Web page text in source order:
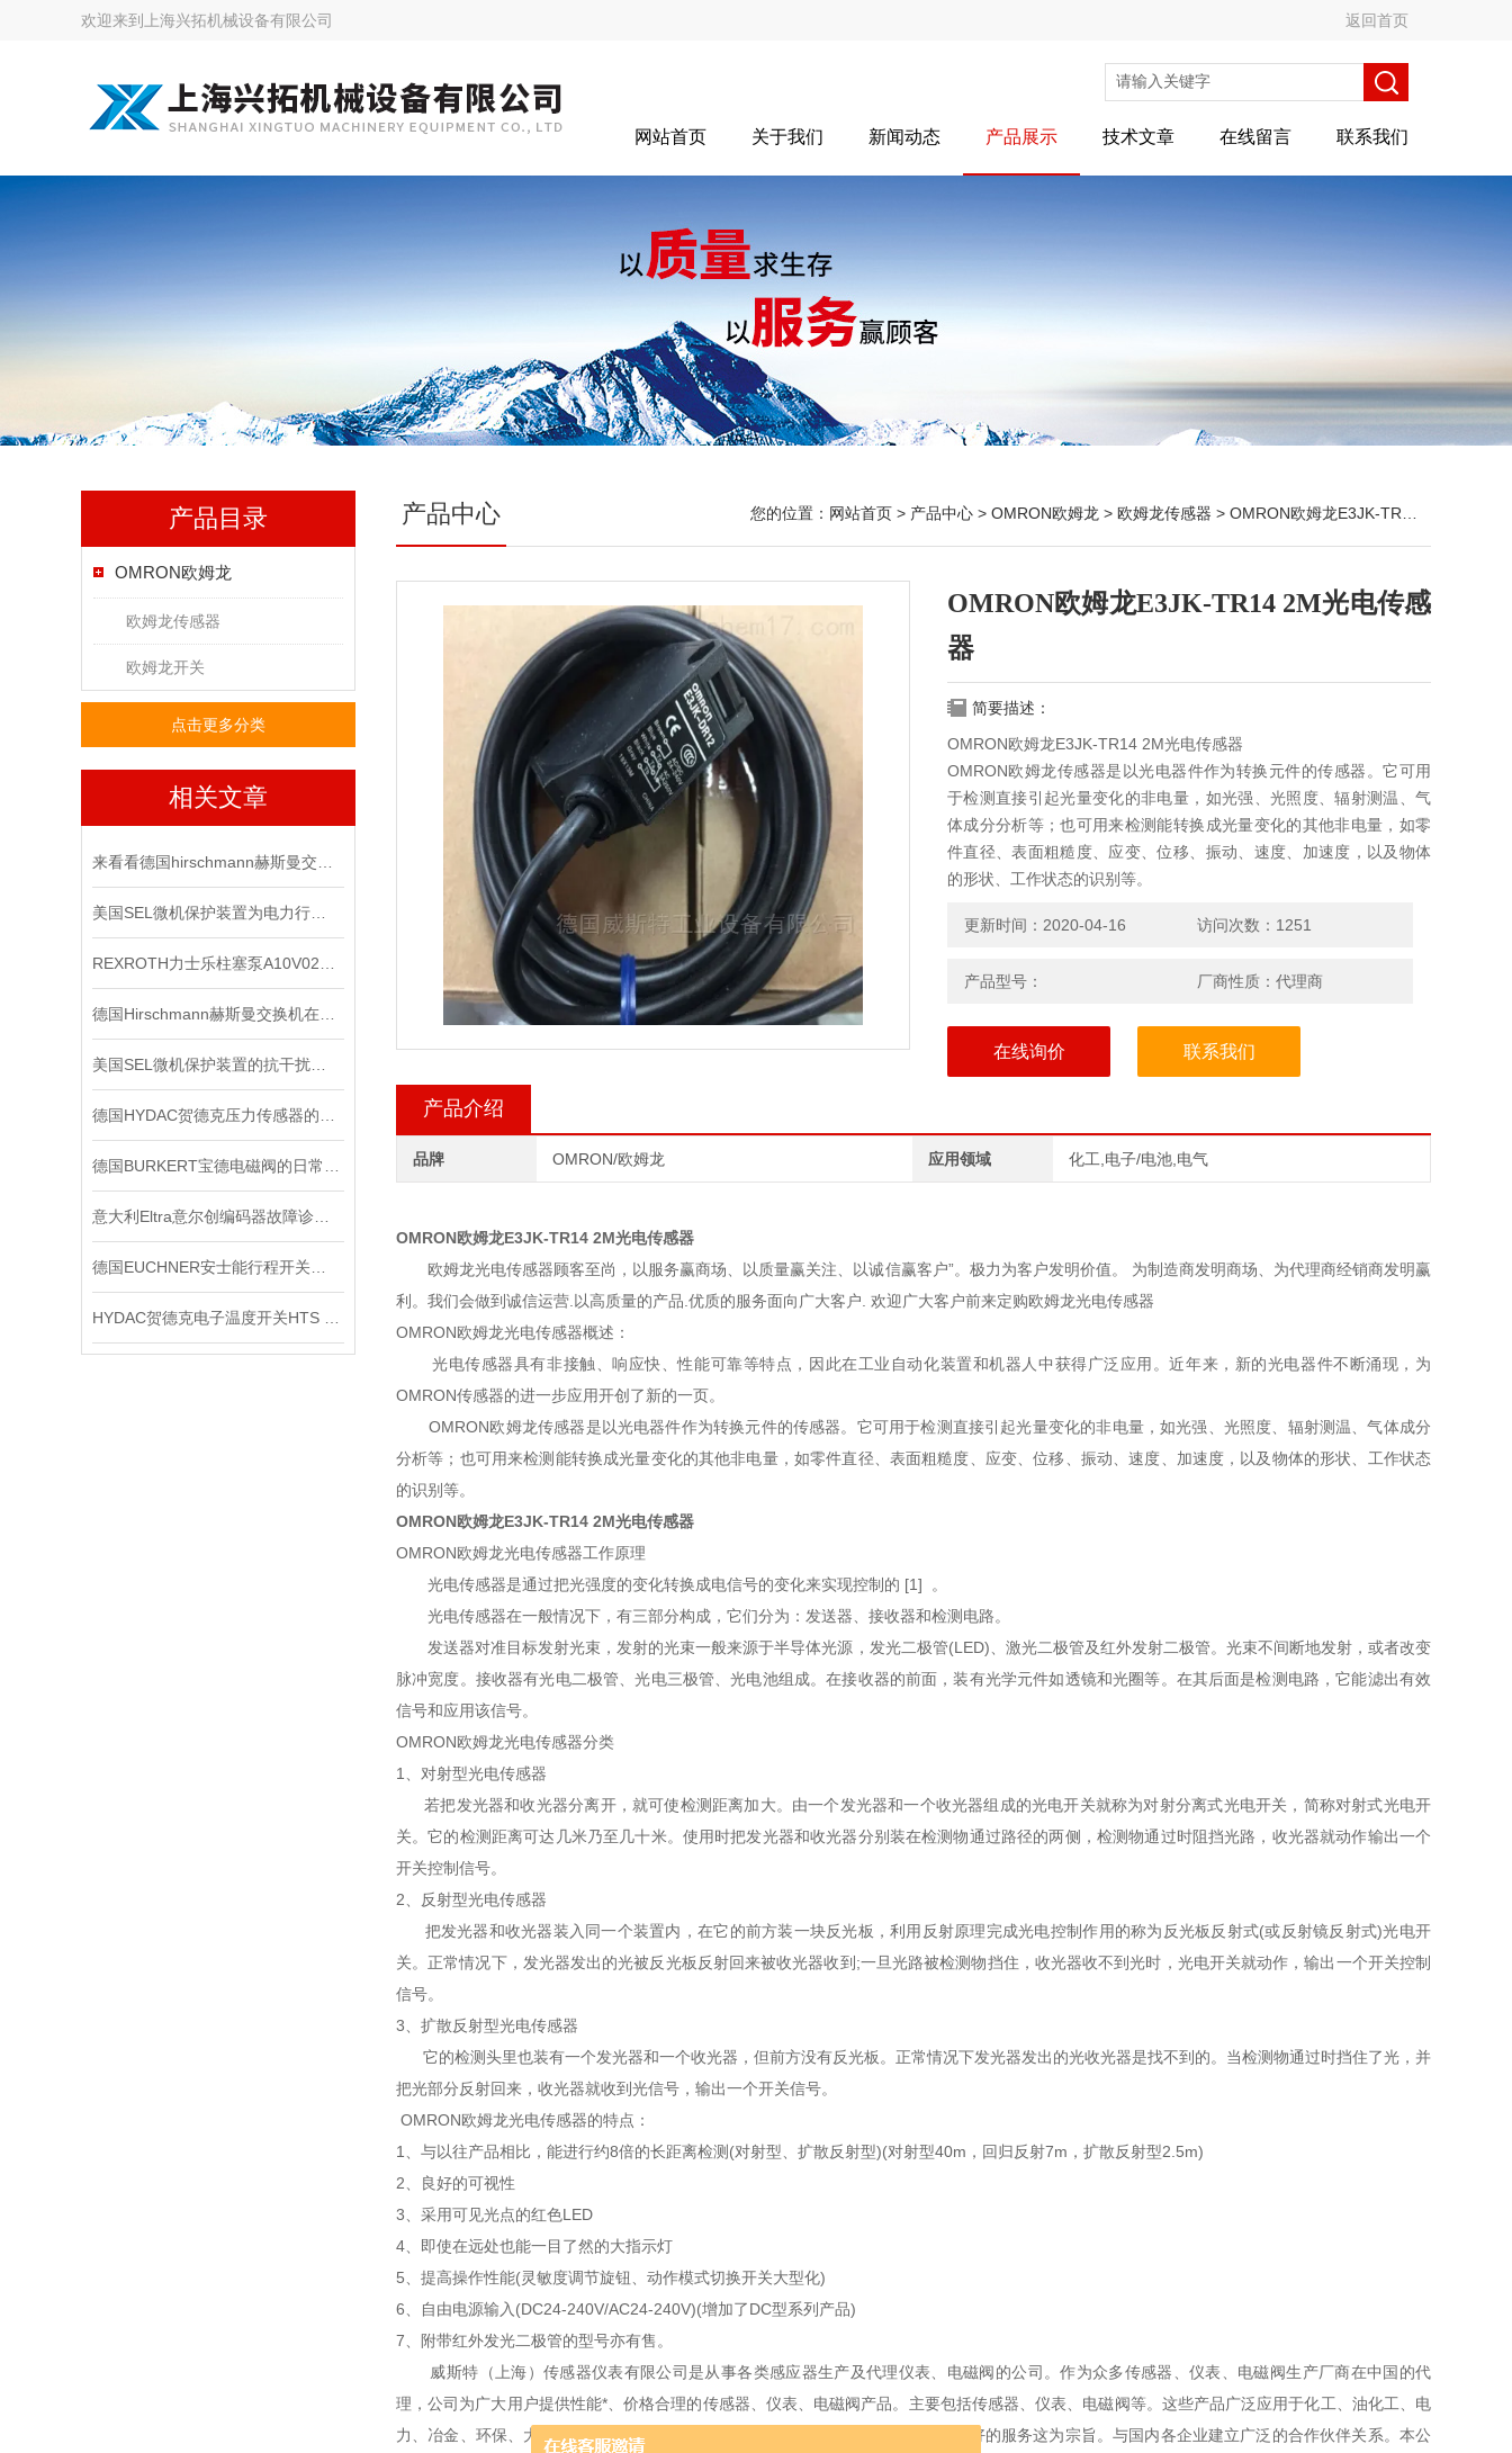
欢迎来到 上海兴拓机械设备有限公司 返回首页
网站首页 关于我们 新闻动态 产品展示 技术文章 在线留言 联系我们
产品目录
OMRON欧姆龙
欧姆龙传感器
欧姆龙开关
点击更多分类
相关文章
产品中心 您的位置： 网站首页 > 产品中心 > OMRON欧姆龙 > 欧姆龙传感器 > OMRON欧姆龙E3JK-TR14 2M光电传感器
OMRON欧姆龙E3JK-TR14 2M光电传感
器
简要描述：
OMRON欧姆龙E3JK-TR14 2M光电传感器
OMRON欧姆龙传感器是以光电器件作为转换元件的传感器。它可用
于检测直接引起光量变化的非电量，如光强、光照度、辐射测温、气
体成分分析等；也可用来检测能转换成光量变化的其他非电量，如零
件直径、表面粗糙度、应变、位移、振动、速度、加速度，以及物体
的形状、工作状态的识别等。
更新时间：2020-04-16 访问次数：1251
产品型号： 厂商性质：代理商
在线询价 联系我们
产品介绍
品牌 OMRON/欧姆龙 应用领域 化工,电子/电池,电气
OMRON欧姆龙E3JK-TR14 2M光电传感器
欧姆龙光电传感器顾客至尚，以服务赢商场、以质量赢关注、以诚信赢客户”。极力为客户发明价值。 为制造商发明商场、为代理商经销商发明赢
利。我们会做到诚信运营.以高质量的产品.优质的服务面向广大客户. 欢迎广大客户前来定购欧姆龙光电传感器
OMRON欧姆龙光电传感器概述：
光电传感器具有非接触、响应快、性能可靠等特点，因此在工业自动化装置和机器人中获得广泛应用。近年来，新的光电器件不断涌现，为
OMRON传感器的进一步应用开创了新的一页。
OMRON欧姆龙传感器是以光电器件作为转换元件的传感器。它可用于检测直接引起光量变化的非电量，如光强、光照度、辐射测温、气体成分
分析等；也可用来检测能转换成光量变化的其他非电量，如零件直径、表面粗糙度、应变、位移、振动、速度、加速度，以及物体的形状、工作状态
的识别等。
OMRON欧姆龙E3JK-TR14 2M光电传感器
OMRON欧姆龙光电传感器工作原理
光电传感器是通过把光强度的变化转换成电信号的变化来实现控制的 [1] 。
光电传感器在一般情况下，有三部分构成，它们分为：发送器、接收器和检测电路。
发送器对准目标发射光束，发射的光束一般来源于半导体光源，发光二极管(LED)、激光二极管及红外发射二极管。光束不间断地发射，或者改变
脉冲宽度。接收器有光电二极管、光电三极管、光电池组成。在接收器的前面，装有光学元件如透镜和光圈等。在其后面是检测电路，它能滤出有效
信号和应用该信号。
OMRON欧姆龙光电传感器分类
1、对射型光电传感器
若把发光器和收光器分离开，就可使检测距离加大。由一个发光器和一个收光器组成的光电开关就称为对射分离式光电开关，简称对射式光电开
关。它的检测距离可达几米乃至几十米。使用时把发光器和收光器分别装在检测物通过路径的两侧，检测物通过时阻挡光路，收光器就动作输出一个
开关控制信号。
2、反射型光电传感器
把发光器和收光器装入同一个装置内，在它的前方装一块反光板，利用反射原理完成光电控制作用的称为反光板反射式(或反射镜反射式)光电开
关。正常情况下，发光器发出的光被反光板反射回来被收光器收到;一旦光路被检测物挡住，收光器收不到光时，光电开关就动作，输出一个开关控制
信号。
3、扩散反射型光电传感器
它的检测头里也装有一个发光器和一个收光器，但前方没有反光板。正常情况下发光器发出的光收光器是找不到的。当检测物通过时挡住了光，并
把光部分反射回来，收光器就收到光信号，输出一个开关信号。
OMRON欧姆龙光电传感器的特点：
1、与以往产品相比，能进行约8倍的长距离检测(对射型、扩散反射型)(对射型40m，回归反射7m，扩散反射型2.5m)
2、良好的可视性
3、采用可见光点的红色LED
4、即使在远处也能一目了然的大指示灯
5、提高操作性能(灵敏度调节旋钮、动作模式切换开关大型化)
6、自由电源输入(DC24-240V/AC24-240V)(增加了DC型系列产品)
7、附带红外发光二极管的型号亦有售。
威斯特（上海）传感器仪表有限公司是从事各类感应器生产及代理仪表、电磁阀的公司。作为众多传感器、仪表、电磁阀生产厂商在中国的代
理，公司为广大用户提供性能*、价格合理的传感器、仪表、电磁阀产品。主要包括传感器、仪表、电磁阀等。这些产品广泛应用于化工、油化工、电
力、冶金、环保、大学及科研机构。可满足不用户的不同产品需求。公司以保证良好的服务这为宗旨。与国内各企业建立广泛的合作伙伴关系。本公